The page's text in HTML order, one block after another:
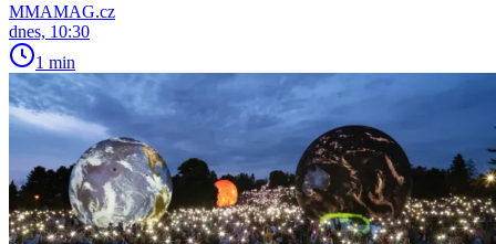
MMAMAG.cz
dnes, 10:30
1 min